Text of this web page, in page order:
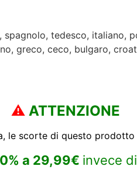
tedesco, italiano,
greco, ceco, bulgaro,
⚠️ ATTENZIONE
le scorte di questo
a 29,99€ invece di